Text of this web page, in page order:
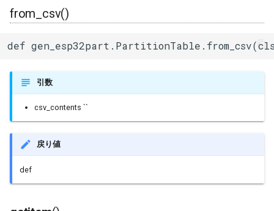
RTC
I2Cリピーター
I2Cスイッチ
環境センサー
低レベルSPI(spi)
低レベルUART(uart)
その他関数群
Driver
sdmmc_defs
sdmmc_host
sdspi_host
sigmadelta
Esp32
SDIO Slave
SDMMC Host
SD SPI Host
SPI Master
SPI Slave
シグマデルタ変調
from_csv()
def
引数
csv_contents ``
戻り値
def